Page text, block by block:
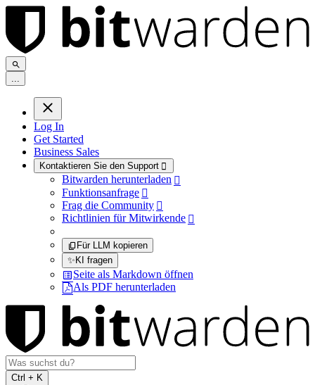
...
Log In
Get Started
Business Sales
Kontaktieren Sie den Support 
Bitwarden herunterladen 
Funktionsanfrage 
Frag die Community 
Richtlinien für Mitwirkende 
Für LLM kopieren
✨KI fragen
Seite als Markdown öffnen
Als PDF herunterladen
Ctrl + K